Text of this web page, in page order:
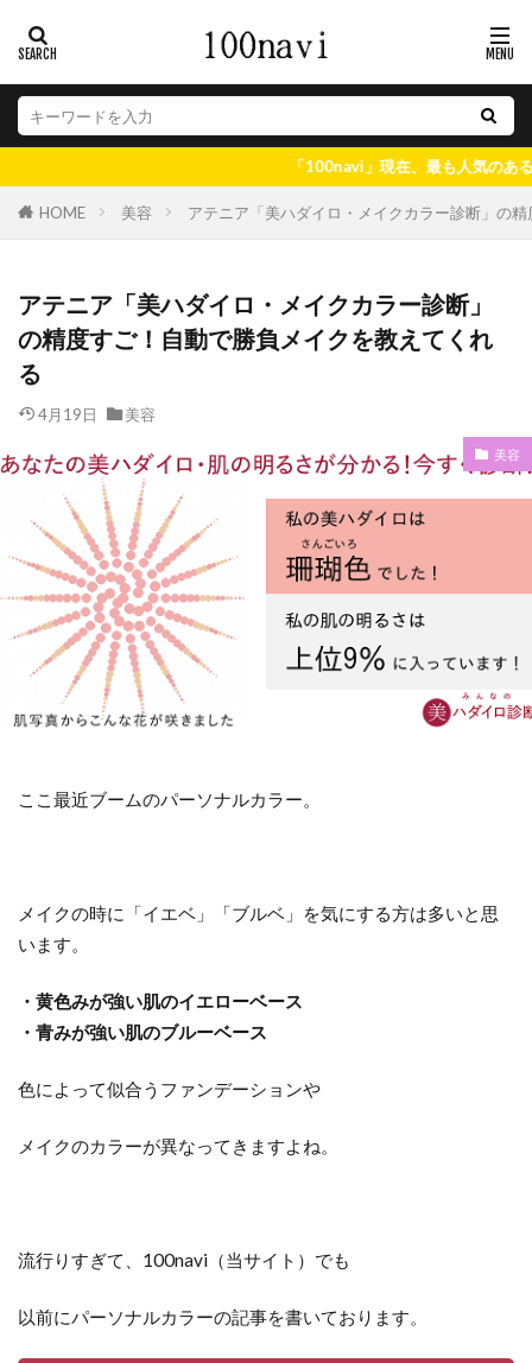
「100navi」現在、最も人気のある情報はコチ
HOME 美容 アテニア「美ハダイロ・メイクカラー診断」の
アテニア「美ハダイロ・メイクカラー診断」
の精度すご！自動で勝負メイクを教えてくれ
る
4月19日 美容
美容
ここ最近ブームのパーソナルカラー。
メイクの時に「イエベ」「ブルベ」を気にする方は多いと思
います。
・黄色みが強い肌のイエローベース
・青みが強い肌のブルーベース
色によって似合うファンデーションや
メイクのカラーが異なってきますよね。
流行りすぎて、100navi（当サイト）でも
以前にパーソナルカラーの記事を書いております。